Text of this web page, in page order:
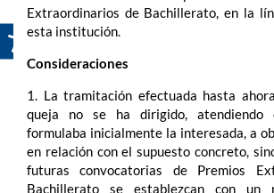
Extraordinarios de Bachillerato, en la
esta institución.
Consideraciones
1. La tramitación efectuada hasta
queja no se ha dirigido, atendiendo
formulaba inicialmente la interesada, a
en relación con el supuesto concreto,
futuras convocatorias de Premios
Bachillerato se establezcan con un